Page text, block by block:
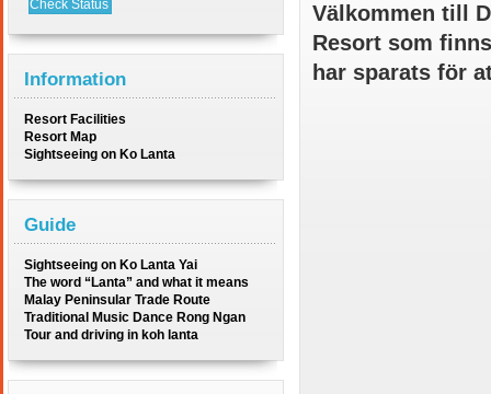
Information
Resort Facilities
Resort Map
Sightseeing on Ko Lanta
Guide
Sightseeing on Ko Lanta Yai
The word “Lanta” and what it means
Malay Peninsular Trade Route
Traditional Music Dance Rong Ngan
Tour and driving in koh lanta
Välkommen till
Resort som
har sparats för